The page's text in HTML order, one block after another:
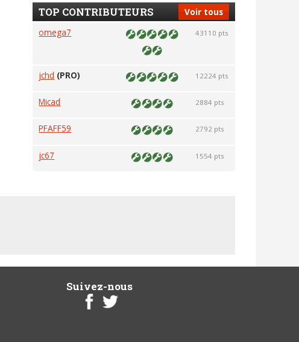
Voir tous
TOP CONTRIBUTEURS
omega7 43110 pts
jchd (PRO) 12224 pts
Micad 2884 pts
PFAFF59 2792 pts
jc67 1554 pts
Suivez-nous